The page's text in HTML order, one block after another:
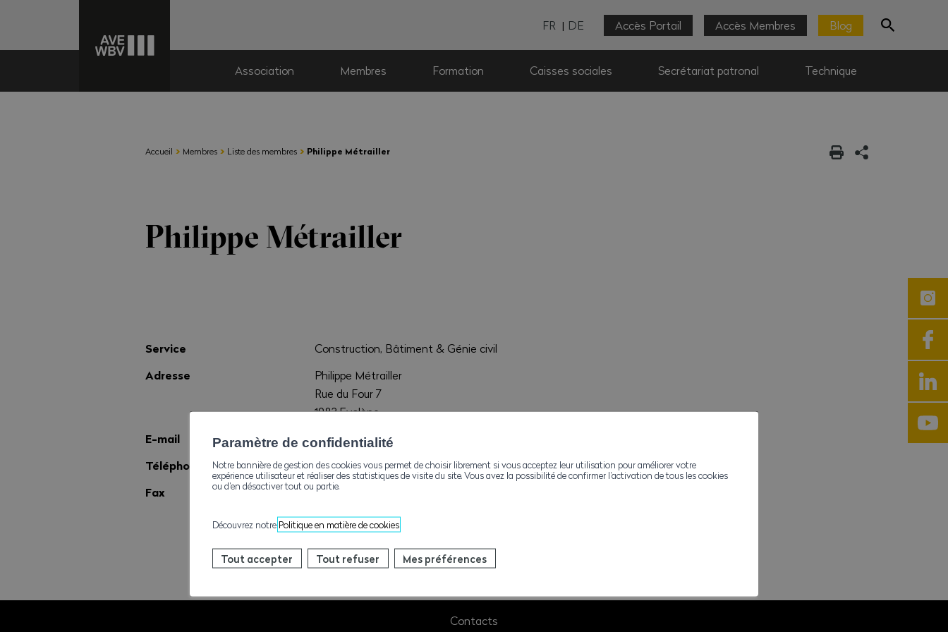
FR DE Accès Portail Accès Membres Blog
Association Membres Formation Caisses sociales Secrétariat patronal Technique
Accueil › Membres › Liste des membres › Philippe Métrailler
Philippe Métrailler
Service Construction, Bâtiment & Génie civil
Adresse
Philippe Métrailler
Rue du Four 7
1983 Evolène
E-mail philippe_metrailler@bluewin.ch
Téléphone +41272831363
Fax +41272833556
Contacts
Paramètre de confidentialité
Notre bannière de gestion des cookies vous permet de choisir librement si vous acceptez leur utilisation pour améliorer votre
expérience utilisateur et réaliser des statistiques de visite du site. Vous avez la possibilité de confirmer l’activation de tous les cookies
ou d’en désactiver tout ou partie.
Découvrez notre Politique en matière de cookies
Tout accepter Tout refuser Mes préférences